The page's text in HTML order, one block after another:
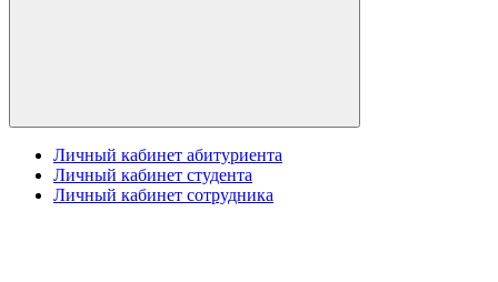
Личный кабинет абитуриента
Личный кабинет студента
Личный кабинет сотрудника